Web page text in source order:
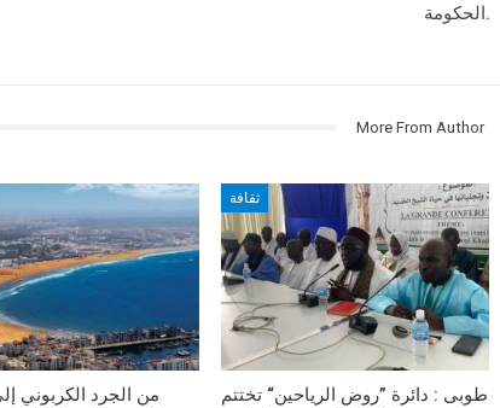
الحكومة.
More From Author
من الجرد الكربوني
ثقافة
طوبى : دائرة ”روض الرياحين“ تختتم